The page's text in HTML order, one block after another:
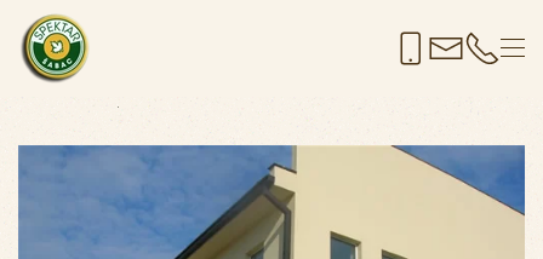
Skip to main content